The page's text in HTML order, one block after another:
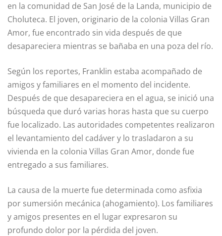
en la comunidad de San José de la Landa, municipio de
Choluteca. El joven, originario de la colonia Villas Gran
Amor, fue encontrado sin vida después de que
desapareciera mientras se bañaba en una poza del río.
Según los reportes, Franklin estaba acompañado de
amigos y familiares en el momento del incidente.
Después de que desapareciera en el agua, se inició una
búsqueda que duró varias horas hasta que su cuerpo
fue localizado. Las autoridades competentes realizaron
el levantamiento del cadáver y lo trasladaron a su
vivienda en la colonia Villas Gran Amor, donde fue
entregado a sus familiares.
La causa de la muerte fue determinada como asfixia
por sumersión mecánica (ahogamiento). Los familiares
y amigos presentes en el lugar expresaron su
profundo dolor por la pérdida del joven.